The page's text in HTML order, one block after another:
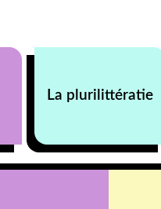
La plurilittératie